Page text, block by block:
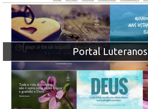
Portal Luteranos